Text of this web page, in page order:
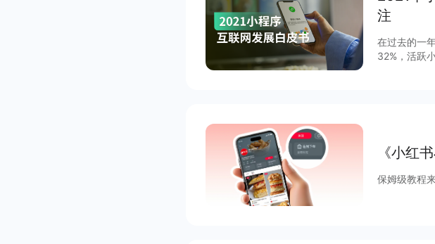
注
在过去的一
32%，活跃
项升级，助
《小红
保姆级教程